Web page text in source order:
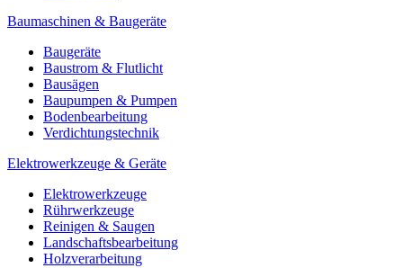
Baumaschinen & Baugeräte
Baugeräte
Baustrom & Flutlicht
Bausägen
Baupumpen & Pumpen
Bodenbearbeitung
Verdichtungstechnik
Elektrowerkzeuge & Geräte
Elektrowerkzeuge
Rührwerkzeuge
Reinigen & Saugen
Landschaftsbearbeitung
Holzverarbeitung